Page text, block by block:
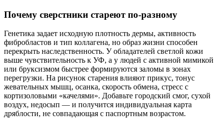
Почему сверстники стареют по‑разному
Генетика задает исходную плотность дермы, активность
фибробластов и тип коллагена, но образ жизни способен
перекрыть наследственность. У обладателей светлой кожи
выше чувствительность к УФ, а у людей с активной мимикой
или бруксизмом быстрее формируются заломы в зонах
перегрузки. На рисунок старения влияют прикус, тонус
жевательных мышц, осанка, скорость обмена, стресс с
кортизоловыми «качелями». Добавьте городский смог, сухой
воздух, недосып — и получится индивидуальная карта
дряблости, не совпадающая с паспортным возрастом.